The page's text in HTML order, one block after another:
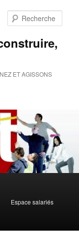
ET AGISSONS
Espace salariés